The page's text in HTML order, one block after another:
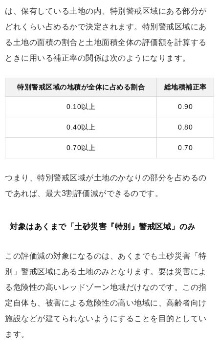
は、保有している土地の内、特別警戒区域にある部分が
どれくらい占めるかで決定されます。特別警戒区域にあ
る土地の面積の割合と土地面積全体の評価額を計算する
ときに用いる補正率の関係は次のようになります。
特別警戒区域の地積が全体に占める割合 総地積補正率
0.10以上 0.90
0.40以上 0.80
0.70以上 0.70
つまり、特別警戒区域が土地のかなりの部分を占めるの
であれば、最大3割評価減ができるのです。
対象はあくまで「土砂災害『特別』警戒区域」のみ
この評価減の対象になるのは、あくまでも土砂災害「特
別」警戒区域にある土地のみとなります。要は災害によ
る危険性の高いレッドゾーン地域だけなのです。この指
定自体も、被害による危険性の高い地域に、高齢者向け
施設などが建てられないようにすることを目的としてい
ます。